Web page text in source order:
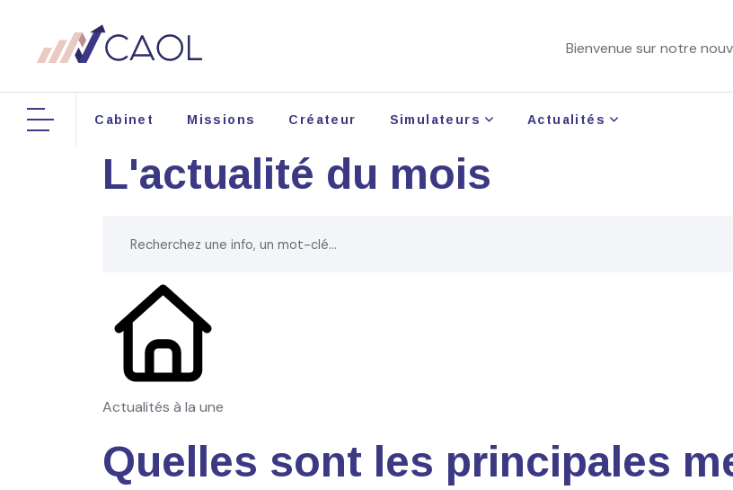
Bienvenue sur notre nouveau
Cabinet Missions Créateur Simulateurs Actualités
L'actualité du mois
Actualités à la une
Quelles sont les principales